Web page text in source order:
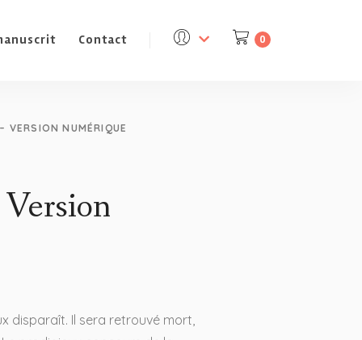
Contact 0
VERSION NUMÉRIQUE
disparaît. Il sera retrouvé mort,